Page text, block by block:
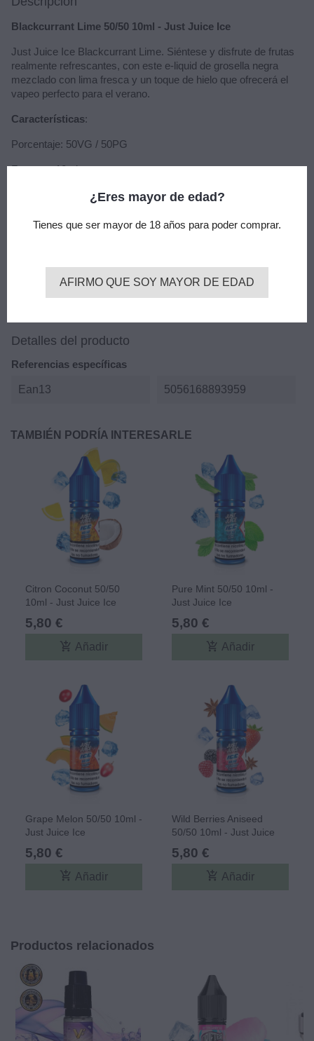
Blackcurrant Lime 50/50 10ml - Just Juice Ice
Just Juice Ice Blackcurrant Lime. Siéntese y disfrute de frutas
realmente refrescantes, con este e-liquid de grosella negra
mezclado con lima fresca y un toque de hielo que ofrecerá el
vapeo perfecto para el verano.
Características:
Porcentaje: 50VG / 50PG
Formato: 10ml
Nicotina: 0mg / 3mg / 6mg / 12mg
Sabor: grosella negra, lima, hielo
Los líquidos con nicotina pueden oscurecerse con el paso del
tiempo, sin perder calidad.
Detalles del producto
Referencias específicas
Ean13 5056168893959
TAMBIÉN PODRÍA INTERESARLE
Citron Coconut 50/50
10ml - Just Juice Ice
5,80 €
add_shopping_cart Añadir
Pure Mint 50/50 10ml -
Just Juice Ice
5,80 €
add_shopping_cart Añadir
Grape Melon 50/50 10ml -
Just Juice Ice
5,80 €
add_shopping_cart Añadir
Wild Berries Aniseed
50/50 10ml - Just Juice
5,80 €
add_shopping_cart Añadir
Productos relacionados
¿Eres mayor de edad?
Tienes que ser mayor de 18 años para poder comprar.
AFIRMO QUE SOY MAYOR DE EDAD